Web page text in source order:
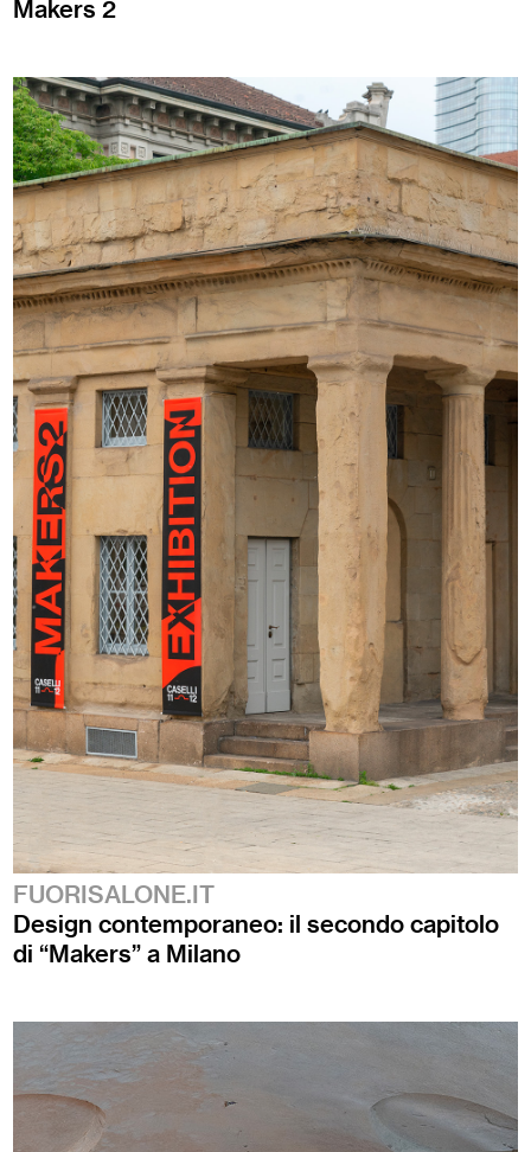
Makers 2
FUORISALONE.IT
Design contemporaneo: il secondo capitolo
di “Makers” a Milano